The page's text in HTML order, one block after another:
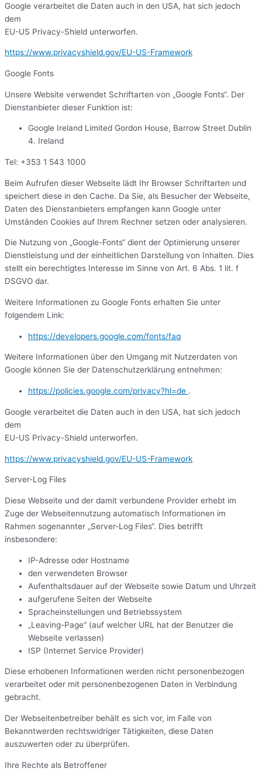
Google verarbeitet die Daten auch in den USA, hat sich jedoch
dem
EU-US Privacy-Shield unterworfen.
https://www.privacyshield.gov/EU-US-Framework
Google Fonts
Unsere Website verwendet Schriftarten von „Google Fonts“. Der
Dienstanbieter dieser Funktion ist:
Google Ireland Limited Gordon House, Barrow Street Dublin
4. Ireland
Tel: +353 1 543 1000
Beim Aufrufen dieser Webseite lädt Ihr Browser Schriftarten und
speichert diese in den Cache. Da Sie, als Besucher der Webseite,
Daten des Dienstanbieters empfangen kann Google unter
Umständen Cookies auf Ihrem Rechner setzen oder analysieren.
Die Nutzung von „Google-Fonts“ dient der Optimierung unserer
Dienstleistung und der einheitlichen Darstellung von Inhalten. Dies
stellt ein berechtigtes Interesse im Sinne von Art. 6 Abs. 1 lit. f
DSGVO dar.
Weitere Informationen zu Google Fonts erhalten Sie unter
folgendem Link:
https://developers.google.com/fonts/faq
Weitere Informationen über den Umgang mit Nutzerdaten von
Google können Sie der Datenschutzerklärung entnehmen:
https://policies.google.com/privacy?hl=de .
Google verarbeitet die Daten auch in den USA, hat sich jedoch
dem
EU-US Privacy-Shield unterworfen.
https://www.privacyshield.gov/EU-US-Framework
Server-Log Files
Diese Webseite und der damit verbundene Provider erhebt im
Zuge der Webseitennutzung automatisch Informationen im
Rahmen sogenannter „Server-Log Files“. Dies betrifft
insbesondere:
IP-Adresse oder Hostname
den verwendeten Browser
Aufenthaltsdauer auf der Webseite sowie Datum und Uhrzeit
aufgerufene Seiten der Webseite
Spracheinstellungen und Betriebssystem
„Leaving-Page“ (auf welcher URL hat der Benutzer die
Webseite verlassen)
ISP (Internet Service Provider)
Diese erhobenen Informationen werden nicht personenbezogen
verarbeitet oder mit personenbezogenen Daten in Verbindung
gebracht.
Der Webseitenbetreiber behält es sich vor, im Falle von
Bekanntwerden rechtswidriger Tätigkeiten, diese Daten
auszuwerten oder zu überprüfen.
Ihre Rechte als Betroffener